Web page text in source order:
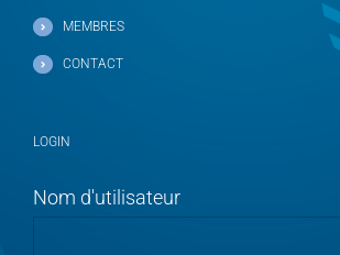
MEMBRES
CONTACT
LOGIN
Nom d'utilisateur